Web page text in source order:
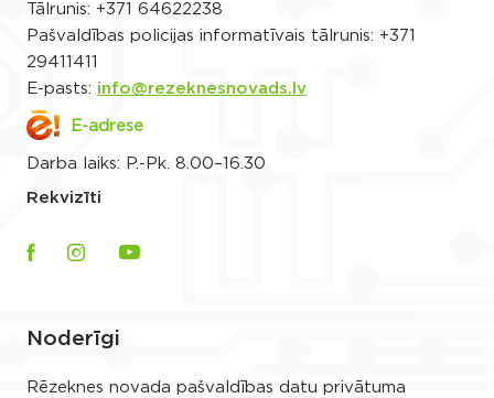
Tālrunis: +371 64622238
Pašvaldības policijas informatīvais tālrunis: +371
29411411
E-pasts: info@rezeknesnovads.lv
E-adrese
Darba laiks: P.-Pk. 8.00–16.30
Rekvizīti
Noderīgi
Rēzeknes novada pašvaldības datu privātuma